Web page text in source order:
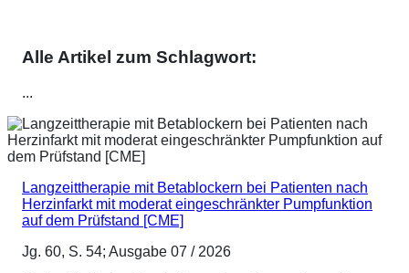
Alle Artikel zum Schlagwort:
...
Langzeittherapie mit Betablockern bei Patienten nach
Herzinfarkt mit moderat eingeschränkter Pumpfunktion
auf dem Prüfstand [CME]
Jg. 60, S. 54; Ausgabe 07 / 2026